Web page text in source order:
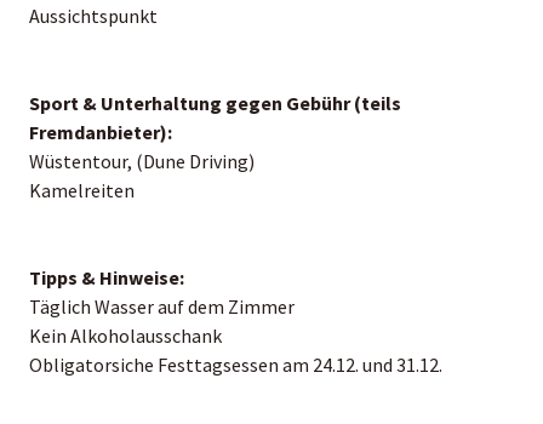
Aussichtspunkt
Sport & Unterhaltung gegen Gebühr (teils
Fremdanbieter):
Wüstentour, (Dune Driving)
Kamelreiten
Tipps & Hinweise:
Täglich Wasser auf dem Zimmer
Kein Alkoholausschank
Obligatorsiche Festtagsessen am 24.12. und 31.12.